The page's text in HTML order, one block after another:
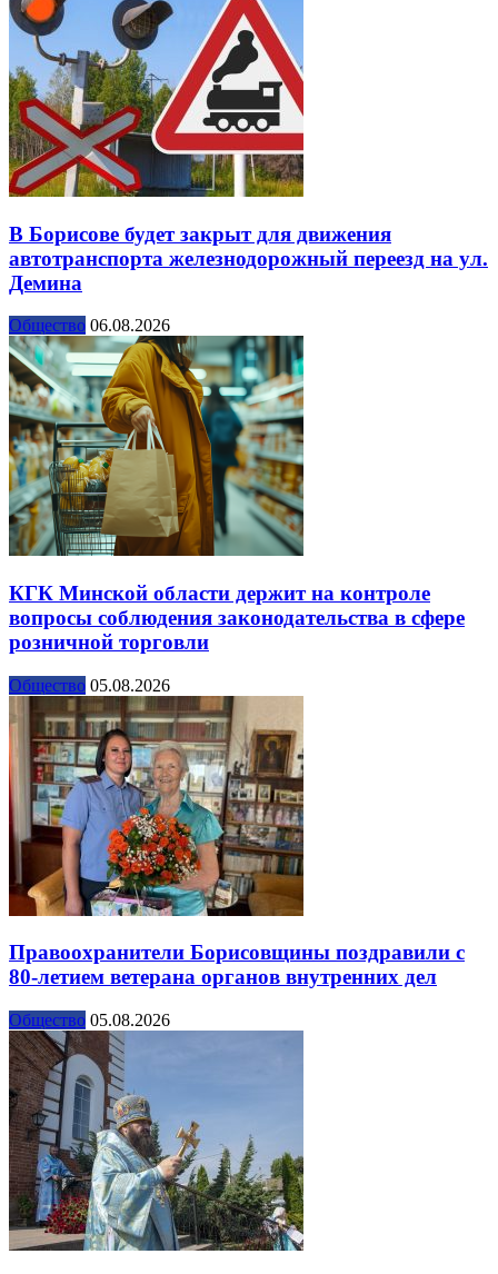
В Борисове будет закрыт для движения
автотранспорта железнодорожный переезд на ул.
Демина
Общество 06.08.2026
КГК Минской области держит на контроле
вопросы соблюдения законодательства в сфере
розничной торговли
Общество 05.08.2026
Правоохранители Борисовщины поздравили с
80-летием ветерана органов внутренних дел
Общество 05.08.2026